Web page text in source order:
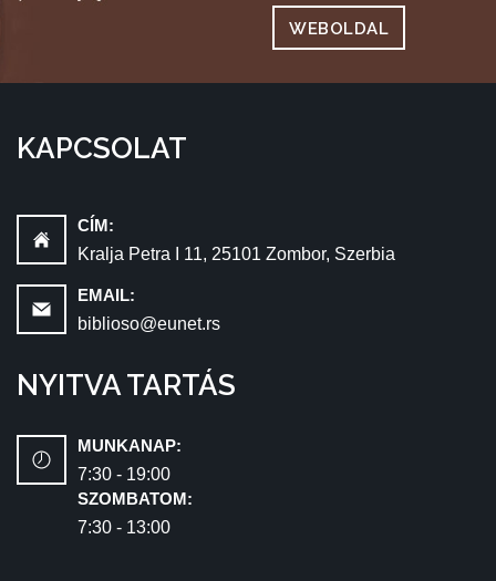
WEBOLDAL
KAPCSOLAT
CÍM:
Kralja Petra I 11, 25101 Zombor, Szerbia
EMAIL:
biblioso@eunet.rs
NYITVA TARTÁS
MUNKANAP:
7:30 - 19:00
SZOMBATOM:
7:30 - 13:00